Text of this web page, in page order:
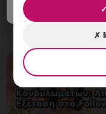
εξατομικευμένη
Γλυφάδα.
✗